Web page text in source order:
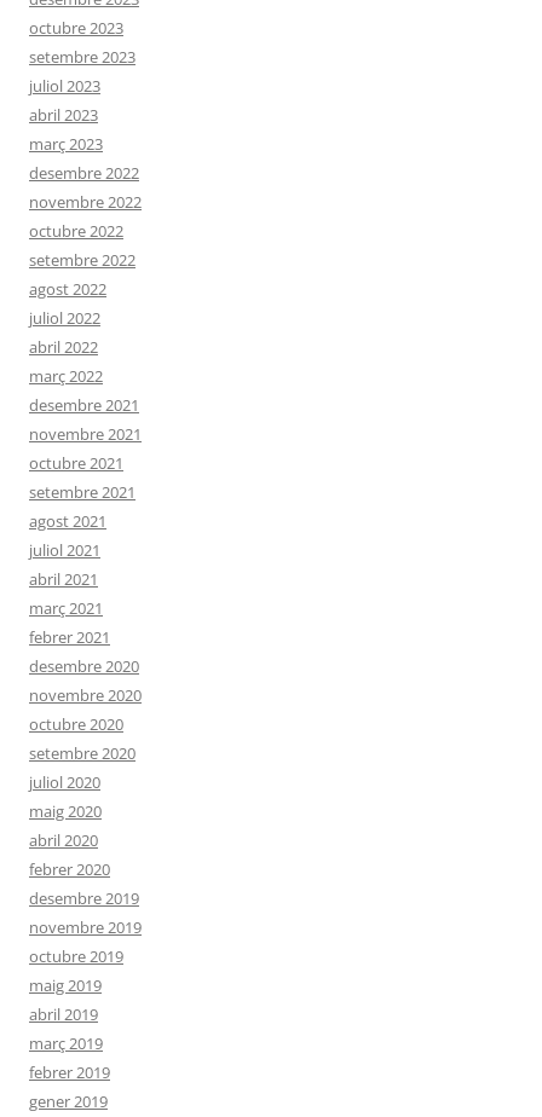
octubre 2023
setembre 2023
juliol 2023
abril 2023
març 2023
desembre 2022
novembre 2022
octubre 2022
setembre 2022
agost 2022
juliol 2022
abril 2022
març 2022
desembre 2021
novembre 2021
octubre 2021
setembre 2021
agost 2021
juliol 2021
abril 2021
març 2021
febrer 2021
desembre 2020
novembre 2020
octubre 2020
setembre 2020
juliol 2020
maig 2020
abril 2020
febrer 2020
desembre 2019
novembre 2019
octubre 2019
maig 2019
abril 2019
març 2019
febrer 2019
gener 2019